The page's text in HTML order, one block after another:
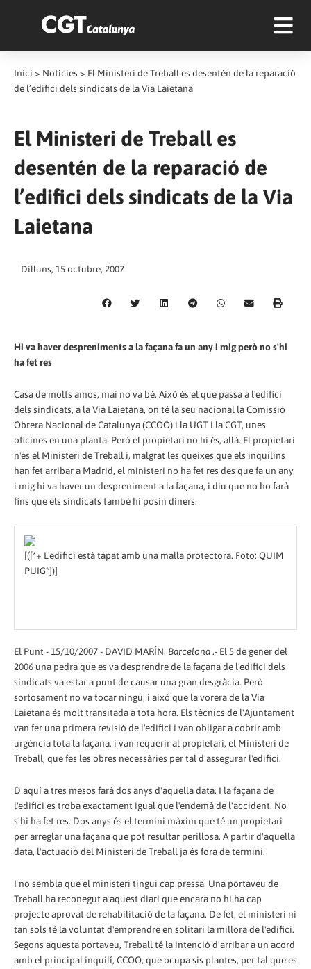
Inici > Notícies > El Ministeri de Treball es desentén de la reparació
de l’edifici dels sindicats de la Via Laietana
El Ministeri de Treball es
desentén de la reparació de
l’edifici dels sindicats de la Via
Laietana
Dilluns, 15 octubre, 2007
Hi va haver despreniments a la façana fa un any i mig però no s'hi
ha fet res
Casa de molts amos, mai no va bé. Això és el que passa a l'edifici
dels sindicats, a la Via Laietana, on té la seu nacional la Comissió
Obrera Nacional de Catalunya (CCOO) i la UGT i la CGT, unes
oficines en una planta. Però el propietari no hi és, allà. El propietari
n'és el Ministeri de Treball i, malgrat les queixes que els inquilins
han fet arribar a Madrid, el ministeri no ha fet res des que fa un any
i mig hi va haver un despreniment a la façana, i diu que no ho farà
fins que els sindicats també hi posin diners.
[([*+ L'edifici està tapat amb una malla protectora. Foto: QUIM
PUIG*])]
El Punt - 15/10/2007- DAVID MARÍN. Barcelona.- El 5 de gener del
2006 una pedra que es va desprendre de la façana de l'edifici dels
sindicats va estar a punt de causar una gran desgràcia. Però
sortosament no va tocar ningú, i això que la vorera de la Via
Laietana és molt transitada a tota hora. Els tècnics de l'Ajuntament
van fer una primera revisió de l'edifici i van obligar a cobrir amb
urgència tota la façana, i van requerir al propietari, el Ministeri de
Treball, que fes les obres necessàries per tal d'assegurar l'edifici.
D'aquí a tres mesos farà dos anys d'aquella data. I la façana de
l'edifici es troba exactament igual que l'endemà de l'accident. No
s'hi ha fet res. Dos anys és el termini màxim que té un propietari
per arreglar una façana que pot resultar perillosa. A partir d'aquella
data, l'actuació del Ministeri de Treball ja és fora de termini.
I no sembla que el ministeri tingui cap pressa. Una portaveu de
Treball ha reconegut a aquest diari que encara no hi ha cap
projecte aprovat de rehabilitació de la façana. De fet, el ministeri ni
tan sols té la voluntat d'emprendre en solitari la millora de l'edifici.
Segons aquesta portaveu, Treball té la intenció d'arribar a un acord
amb el principal inquilí, CCOO, que ocupa sis plantes, per tal que es